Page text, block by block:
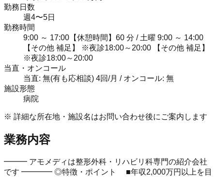
勤務日数
週4〜5日
勤務時間
9:00 ～ 17:00【休憩時間】60 分 / 土曜 9:00 ～ 14:00
【その他 補足】 ※夜診18:00～20:00 【その他 補足】
※夜診18:00～20:00
当直・オンコール
当直: 無(有も応相談) 4回/月 / オンコール: 無
施設形態
病院
※ 詳細な所在地・施設名はお問い合わせ後にご案内します
業務内容
━━━ アモメディは整形外科・リハビリ科専門の紹介会社
です ━━━━ ◎特徴・ポイント ■年収2,000万円以上を目